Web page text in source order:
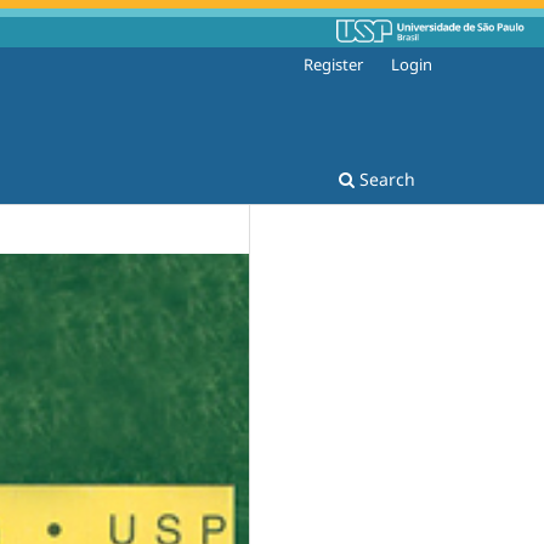
Search
Register Login